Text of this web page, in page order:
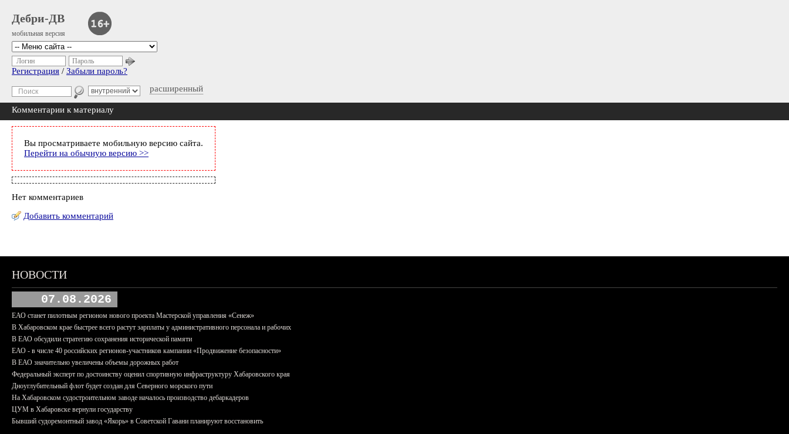
Дебри-ДВ
мобильная версия
расширенный
Логин Пароль
Регистрация / Забыли пароль?
Комментарии к материалу
Вы просматриваете мобильную версию сайта.
Перейти на обычную версию >>
Нет комментариев
Добавить комментарий
НОВОСТИ
07.08.2026
ЕАО станет пилотным регионом нового проекта Мастерской управления «Сенеж»
В Хабаровском крае быстрее всего растут зарплаты у административного персонала и рабочих
В ЕАО обсудили стратегию сохранения исторической памяти
ЕАО - в числе 40 российских регионов-участников кампании «Продвижение безопасности»
В ЕАО значительно увеличены объемы дорожных работ
Федеральный эксперт по достоинству оценил спортивную инфраструктуру Хабаровского края
Дноуглубительный флот будет создан для Северного морского пути
На Хабаровском судостроительном заводе началось производство дебаркадеров
ЦУМ в Хабаровске вернули государству
Бывший судоремонтный завод «Якорь» в Советской Гавани планируют восстановить